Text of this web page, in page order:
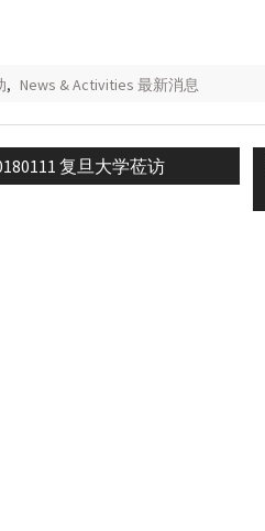
, News & Activities 最新消息
复旦大学莅访